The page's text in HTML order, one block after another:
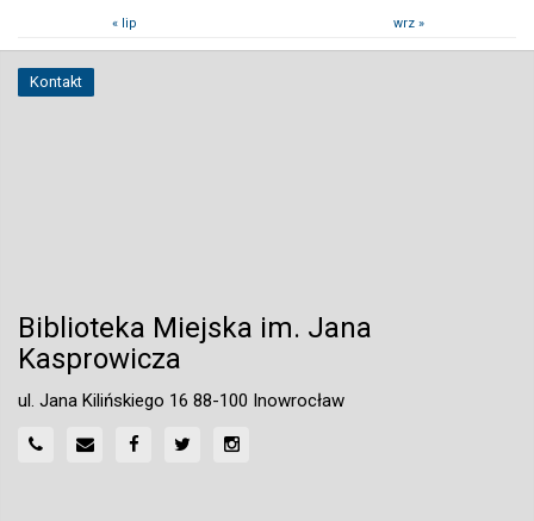
« lip wrz »
Kontakt
Biblioteka Miejska im. Jana
Kasprowicza
ul. Jana Kilińskiego 16 88-100 Inowrocław